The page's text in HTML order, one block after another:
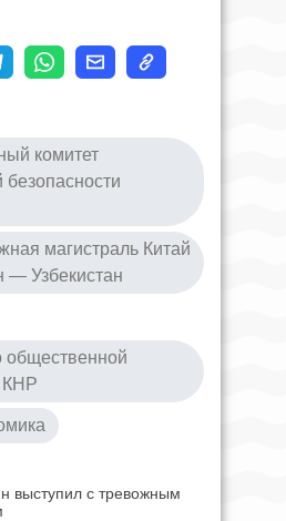
комитет
магистраль Китай
— Узбекистан
общественной
КНР
выступил с тревожным